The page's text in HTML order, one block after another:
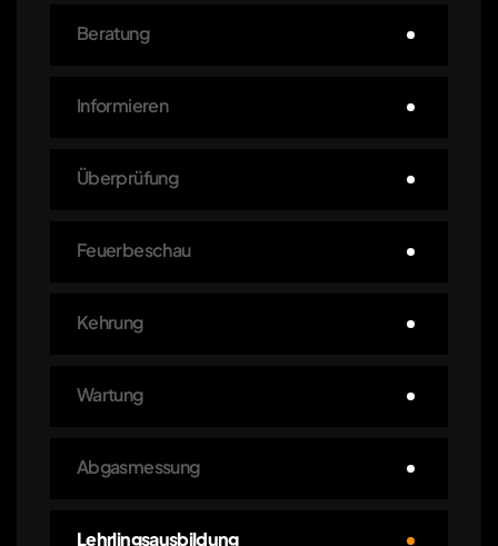
Beratung
Informieren
Überprüfung
Feuerbeschau
Kehrung
Wartung
Abgasmessung
Lehrlingsausbildung